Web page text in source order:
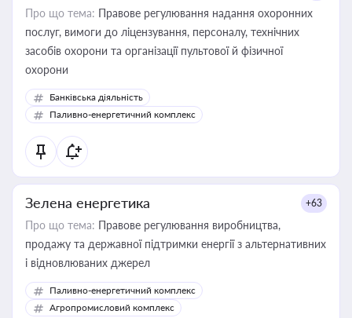
Про що тема: Правове регулювання надання охоронних
послуг, вимоги до ліцензування, персоналу, технічних
засобів охорони та організації пультової й фізичної
охорони
Банківська діяльність
Паливно-енергетичний комплекс
Зелена енергетика +63
Про що тема: Правове регулювання виробництва,
продажу та державної підтримки енергії з альтернативних
і відновлюваних джерел
Паливно-енергетичний комплекс
Агропромисловий комплекс